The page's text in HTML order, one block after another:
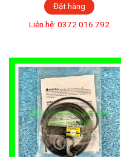
Đặt hàng
Liên hệ: 0372 016 792